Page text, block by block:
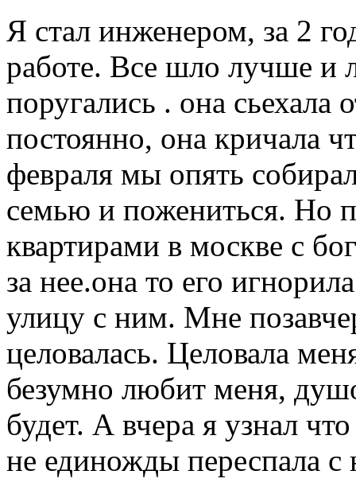
Я стал инженером, за 2
работе. Все шло лучше и
поругались . она
постоянно, она кричала
февраля мы опять
семью и пожениться. Но
квартирами в москве с
за нее.она то его
улицу с ним. Мне
целовалась. Целовала
безумно любит меня,
будет. А вчера я узнал
не единожды переспала